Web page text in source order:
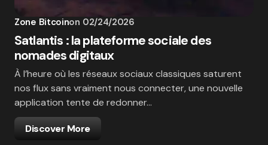
Zone Bitcoinon 02/24/2026
Satlantis : la plateforme sociale des
nomades digitaux
À l’heure où les réseaux sociaux classiques saturent
nos flux sans vraiment nous connecter, une nouvelle
application tente de redonner…
Discover More